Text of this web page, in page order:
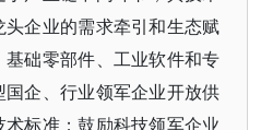
企业的需求牵引和生态赋
础零部件、工业软件和专
企、行业领军企业开放供
标准；鼓励科技领军企业